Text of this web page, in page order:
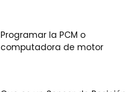
Programar la PCM o
computadora de motor